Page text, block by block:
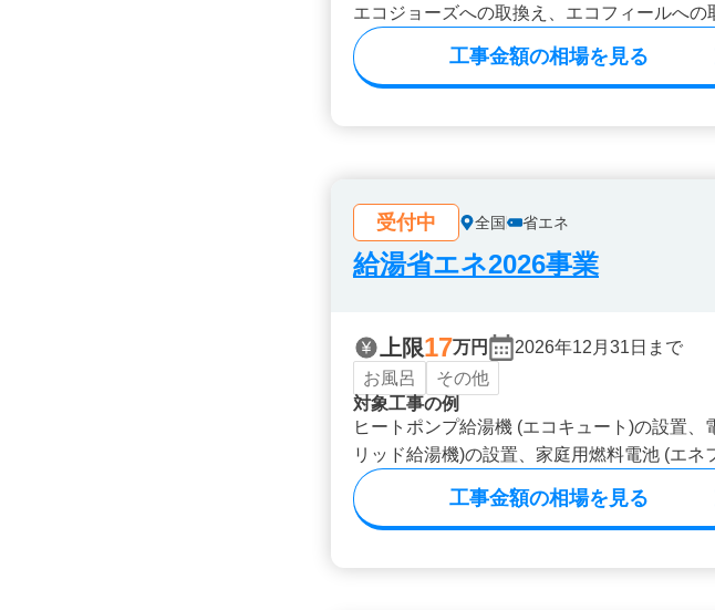
エコジョーズへの取換え、エコフィールへの
工事金額の相場を見る
受付中 全国 省エネ
給湯省エネ2026事業
上限17万円
2026年12月31日まで
お風呂
その他
対象工事の例
ヒートポンプ給湯機 (エコキュート)の設置
リッド給湯機)の設置、家庭用燃料電池 (エネ
工事金額の相場を見る